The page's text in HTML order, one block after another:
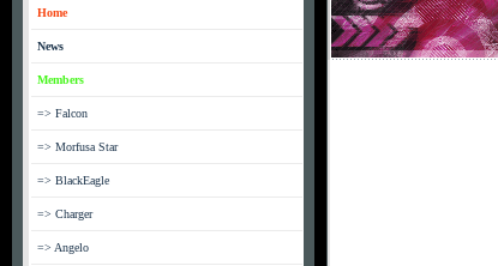
Home
News
Members
=> Falcon
=> Morfusa Star
=> BlackEagle
=> Charger
=> Angelo